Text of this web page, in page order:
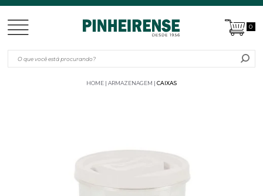
0
HOME ARMAZENAGEM CAIXAS